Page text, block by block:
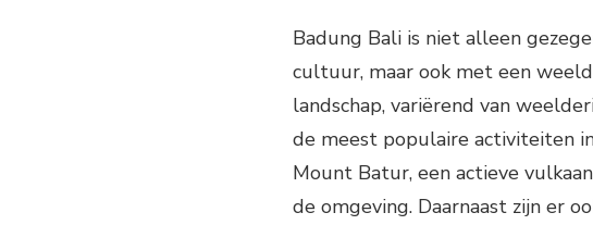
Badung Bali is niet alleen
cultuur, maar ook met een
landschap, variërend van
de meest populaire activiteiten
Mount Batur, een actieve
de omgeving. Daarnaast zijn er